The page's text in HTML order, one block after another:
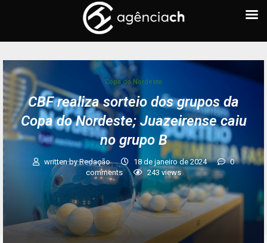
Copa do Nordeste
CBF realiza sorteio dos grupos da
Copa do Nordeste; Juazeirense caiu
no grupo B
written byRedação 18 de janeiro de 2024
0
comments
243views